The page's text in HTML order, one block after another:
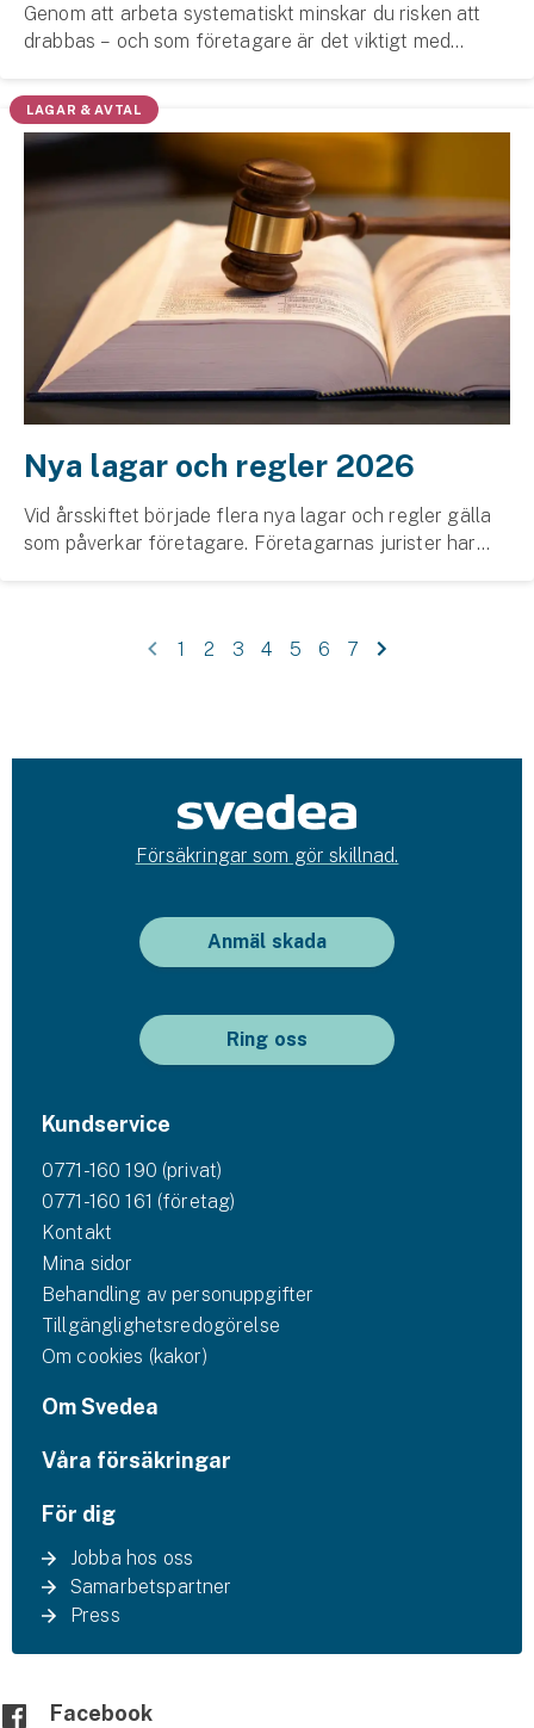
Genom att arbeta systematiskt minskar du risken att
drabbas – och som företagare är det viktigt med
försäkringsvillkoren.
LAGAR & AVTAL
Nya lagar och regler 2026
Vid årsskiftet började flera nya lagar och regler gälla
som påverkar företagare. Företagarnas jurister har
1 2 3 4 5 6 7
Försäkringar som gör skillnad.
Anmäl skada
Ring oss
Kundservice
0771-160 190 (privat)
0771-160 161 (företag)
Kontakt
Mina sidor
Behandling av personuppgifter
Tillgänglighetsredogörelse
Om cookies (kakor)
Om Svedea
Våra försäkringar
För dig
Jobba hos oss
Samarbetspartner
Press
Facebook